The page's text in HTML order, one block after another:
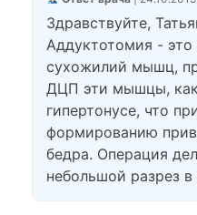
Здравствуйте,
Аддуктотомия - это
сухожилий мышц,
ДЦП эти мышцы, как
гипертонусе, что
формированию
бедра. Операция
небольшой разрез